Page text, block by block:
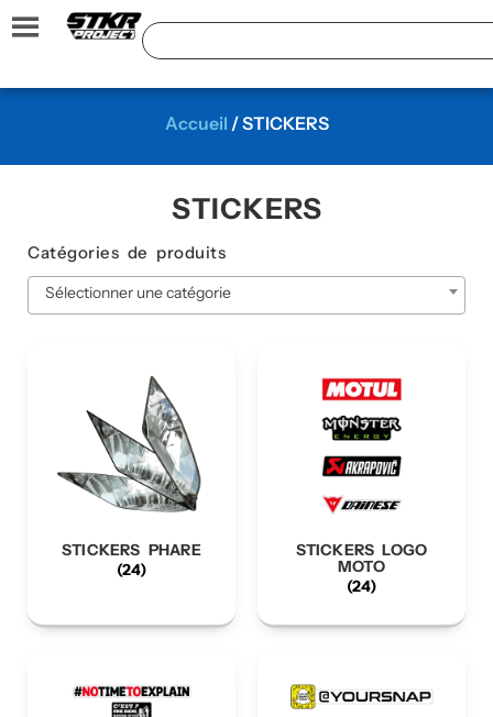
Accueil / STICKERS
STICKERS
Catégories de produits
Sélectionner une catégorie
STICKERS PHARE
(24)
STICKERS LOGO
MOTO
(24)